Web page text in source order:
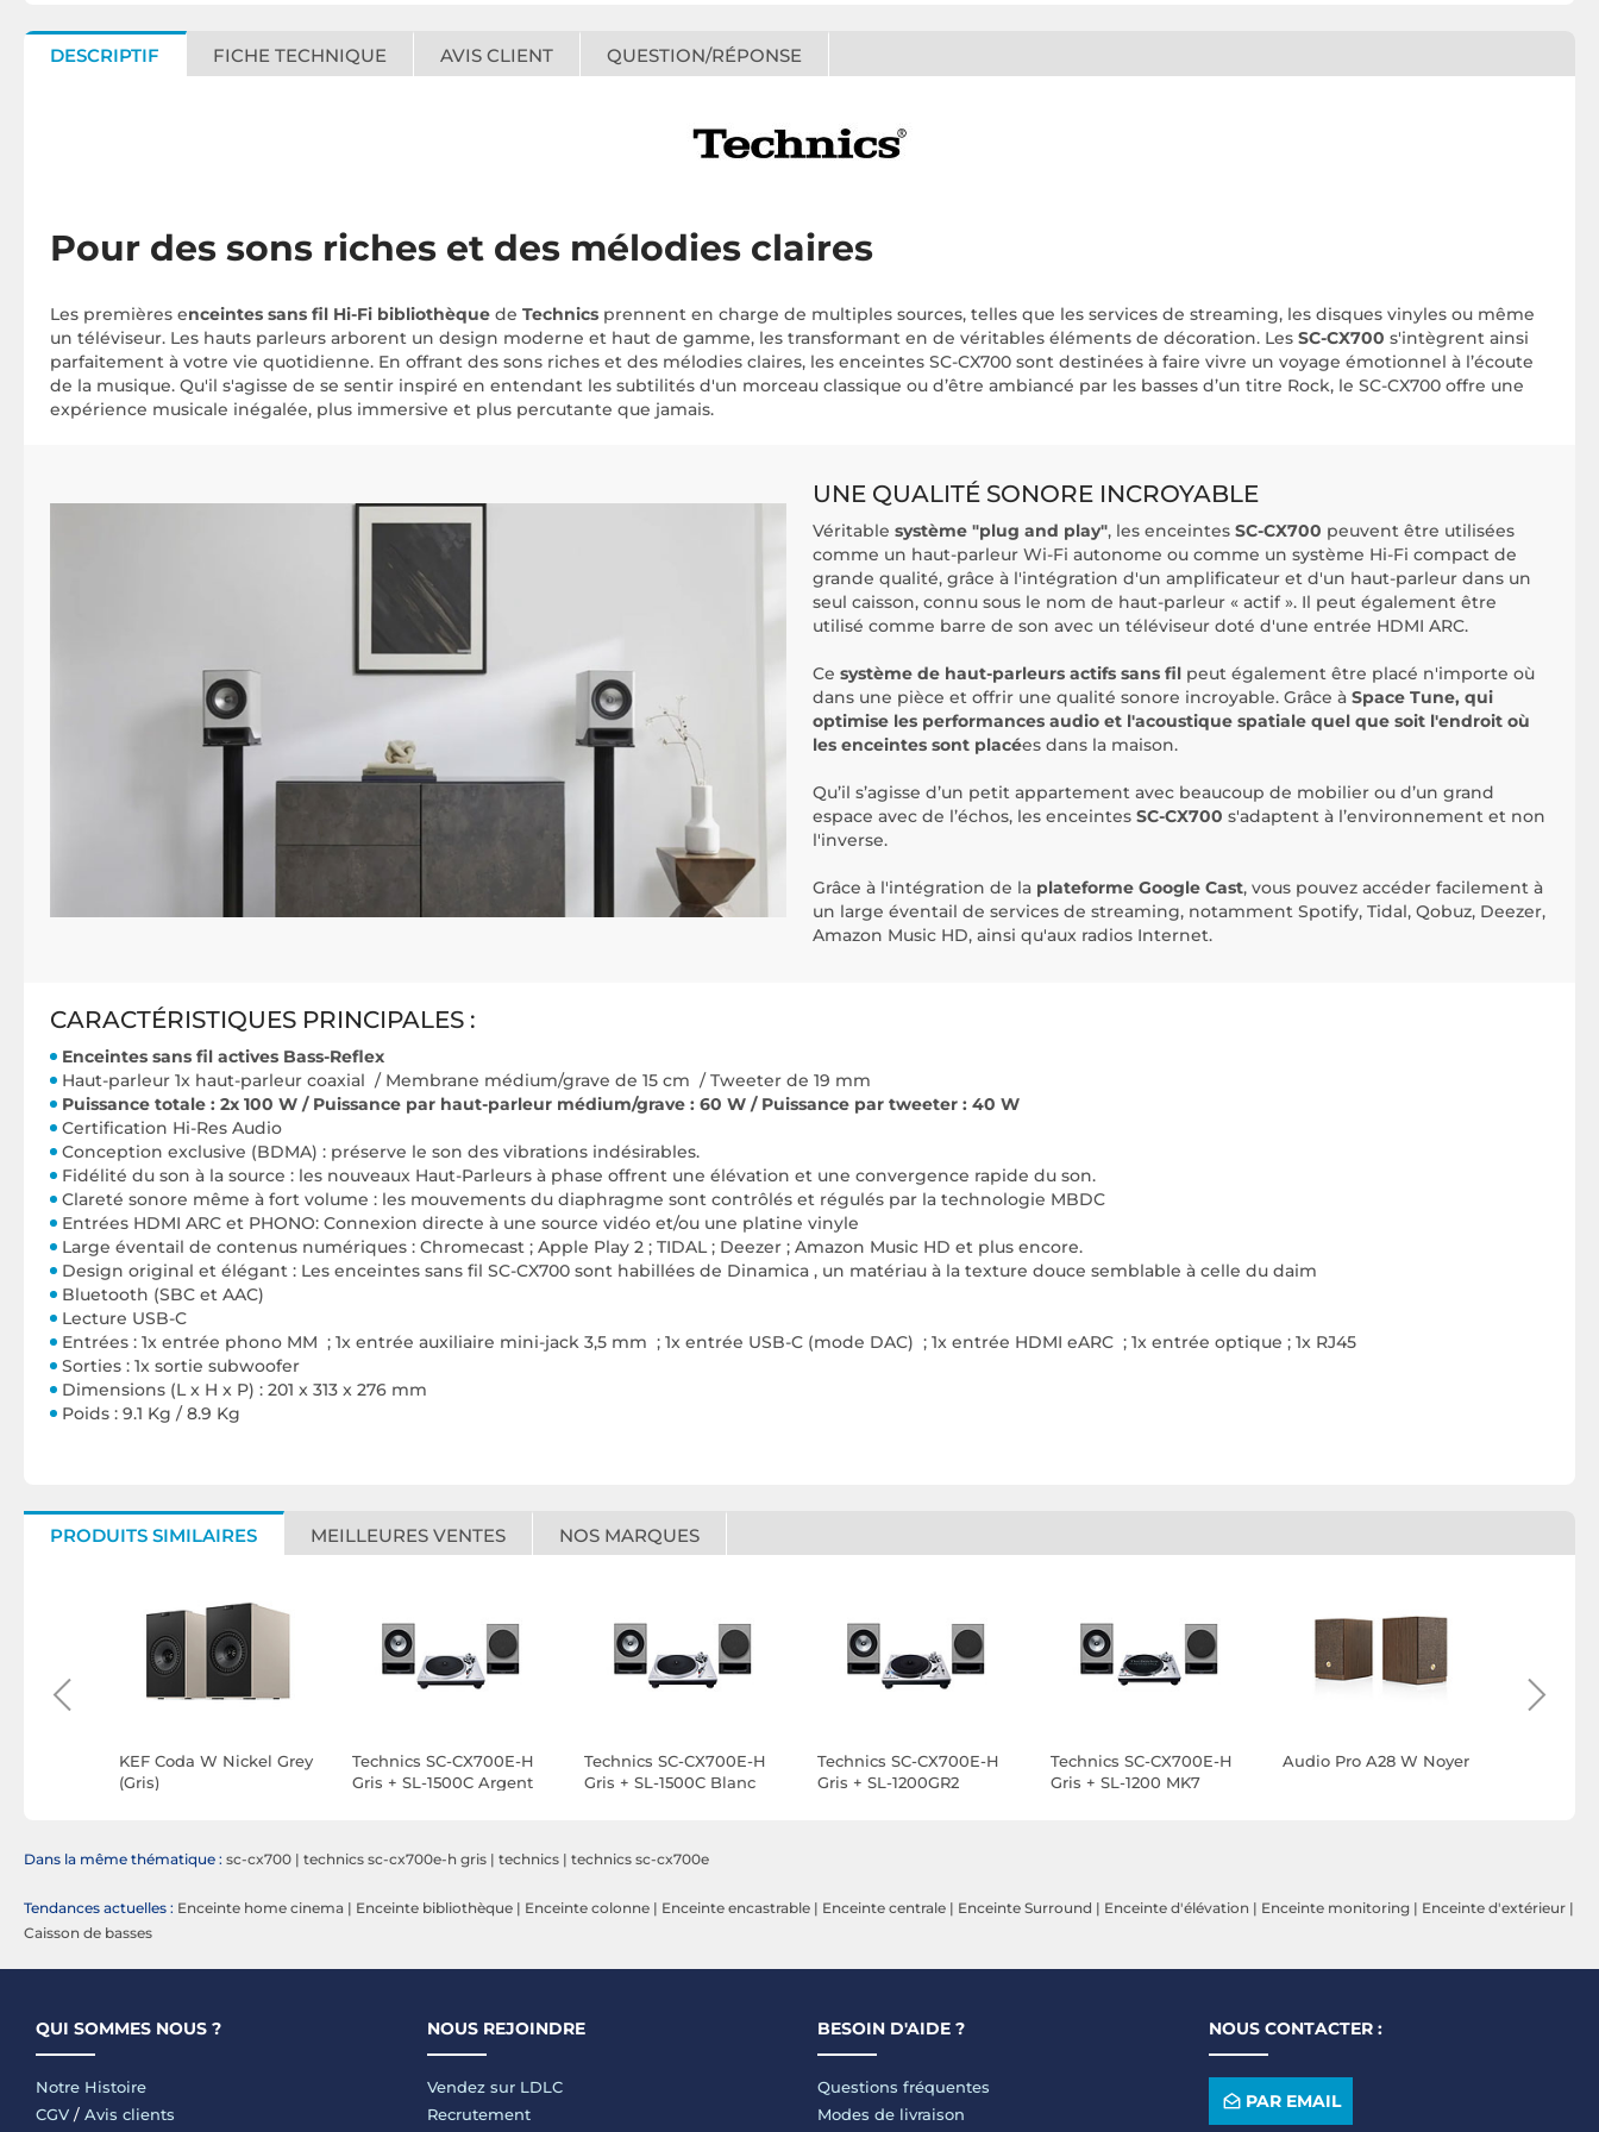
DESCRIPTIF FICHE TECHNIQUE AVIS CLIENT QUESTION/RÉPONSE
Pour des sons riches et des mélodies claires
Les premières enceintes sans fil Hi-Fi bibliothèque de Technics prennent en charge de multiples sources, telles que les services de streaming, les disques vinyles ou même
un téléviseur. Les hauts parleurs arborent un design moderne et haut de gamme, les transformant en de véritables éléments de décoration. Les SC-CX700 s'intègrent ainsi
parfaitement à votre vie quotidienne. En offrant des sons riches et des mélodies claires, les enceintes SC-CX700 sont destinées à faire vivre un voyage émotionnel à l’écoute
de la musique. Qu'il s'agisse de se sentir inspiré en entendant les subtilités d'un morceau classique ou d’être ambiancé par les basses d’un titre Rock, le SC-CX700 offre une
expérience musicale inégalée, plus immersive et plus percutante que jamais.
UNE QUALITÉ SONORE INCROYABLE
Véritable système "plug and play", les enceintes SC-CX700 peuvent être utilisées
comme un haut-parleur Wi-Fi autonome ou comme un système Hi-Fi compact de
grande qualité, grâce à l'intégration d'un amplificateur et d'un haut-parleur dans un
seul caisson, connu sous le nom de haut-parleur « actif ». Il peut également être
utilisé comme barre de son avec un téléviseur doté d'une entrée HDMI ARC.
Ce système de haut-parleurs actifs sans fil peut également être placé n'importe où
dans une pièce et offrir une qualité sonore incroyable. Grâce à Space Tune, qui
optimise les performances audio et l'acoustique spatiale quel que soit l'endroit où
les enceintes sont placées dans la maison.
Qu’il s’agisse d’un petit appartement avec beaucoup de mobilier ou d’un grand
espace avec de l’échos, les enceintes SC-CX700 s'adaptent à l’environnement et non
l'inverse.
Grâce à l'intégration de la plateforme Google Cast, vous pouvez accéder facilement à
un large éventail de services de streaming, notamment Spotify, Tidal, Qobuz, Deezer,
Amazon Music HD, ainsi qu'aux radios Internet.
CARACTÉRISTIQUES PRINCIPALES :
Enceintes sans fil actives Bass-Reflex
Haut-parleur 1x haut-parleur coaxial / Membrane médium/grave de 15 cm / Tweeter de 19 mm
Puissance totale : 2x 100 W / Puissance par haut-parleur médium/grave : 60 W / Puissance par tweeter : 40 W
Certification Hi-Res Audio
Conception exclusive (BDMA) : préserve le son des vibrations indésirables.
Fidélité du son à la source : les nouveaux Haut-Parleurs à phase offrent une élévation et une convergence rapide du son.
Clareté sonore même à fort volume : les mouvements du diaphragme sont contrôlés et régulés par la technologie MBDC
Entrées HDMI ARC et PHONO: Connexion directe à une source vidéo et/ou une platine vinyle
Large éventail de contenus numériques : Chromecast ; Apple Play 2 ; TIDAL ; Deezer ; Amazon Music HD et plus encore.
Design original et élégant : Les enceintes sans fil SC-CX700 sont habillées de Dinamica , un matériau à la texture douce semblable à celle du daim
Bluetooth (SBC et AAC)
Lecture USB-C
Entrées : 1x entrée phono MM ; 1x entrée auxiliaire mini-jack 3,5 mm ; 1x entrée USB-C (mode DAC) ; 1x entrée HDMI eARC ; 1x entrée optique ; 1x RJ45
Sorties : 1x sortie subwoofer
Dimensions (L x H x P) : 201 x 313 x 276 mm
Poids : 9.1 Kg / 8.9 Kg
PRODUITS SIMILAIRES MEILLEURES VENTES NOS MARQUES
KEF Coda W Nickel Grey
(Gris)
Technics SC-CX700E-H
Gris + SL-1500C Argent
Technics SC-CX700E-H
Gris + SL-1500C Blanc
Technics SC-CX700E-H
Gris + SL-1200GR2
Technics SC-CX700E-H
Gris + SL-1200 MK7
Audio Pro A28 W Noyer
Dans la même thématique : sc-cx700 | technics sc-cx700e-h gris | technics | technics sc-cx700e
Tendances actuelles : Enceinte home cinema | Enceinte bibliothèque | Enceinte colonne | Enceinte encastrable | Enceinte centrale | Enceinte Surround | Enceinte d'élévation | Enceinte monitoring | Enceinte d'extérieur |
Caisson de basses
QUI SOMMES NOUS ?
Notre Histoire
CGV / Avis clients
NOUS REJOINDRE
Vendez sur LDLC
Recrutement
BESOIN D'AIDE ?
Questions fréquentes
Modes de livraison
NOUS CONTACTER :
PAR EMAIL